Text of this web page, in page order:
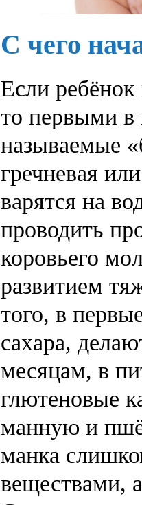
С чего
Если ребёнок
то первыми в
называемые
гречневая
варятся на
проводить
коровьего
развитием
того, в
сахара,
месяцам, в
глютеновые
манную и
манка
веществами,